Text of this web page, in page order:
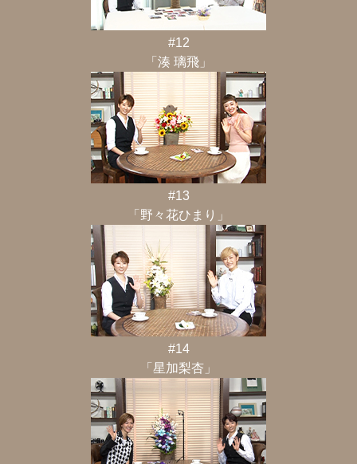
#12
「湊 璃飛」
#13
「野々花ひまり」
#14
「星加梨杏」